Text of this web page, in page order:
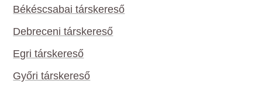
Békéscsabai társkereső
Debreceni társkereső
Egri társkereső
Győri társkereső